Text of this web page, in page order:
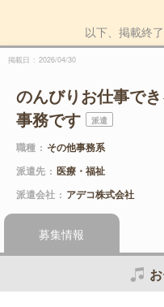
以下、掲載終
掲載日 2026/04/30
のんびりお仕事で
事務です
派遣
職種
その他事務系
派遣先
医療・福祉
派遣会社
アデコ株式会社
募集情報